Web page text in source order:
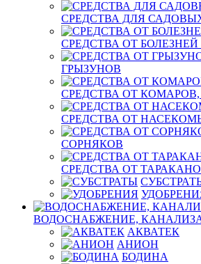
СРЕДСТВА ДЛЯ
СРЕДСТВА ОТ
ГРЫЗУНОВ
СРЕДСТВА ОТ
СРЕДСТВА ОТ
СОРНЯКОВ
СРЕДСТВА ОТ
ВОДОСНАБЖЕНИЕ,
АКВАТЕК
АНИОН
БОДИНА